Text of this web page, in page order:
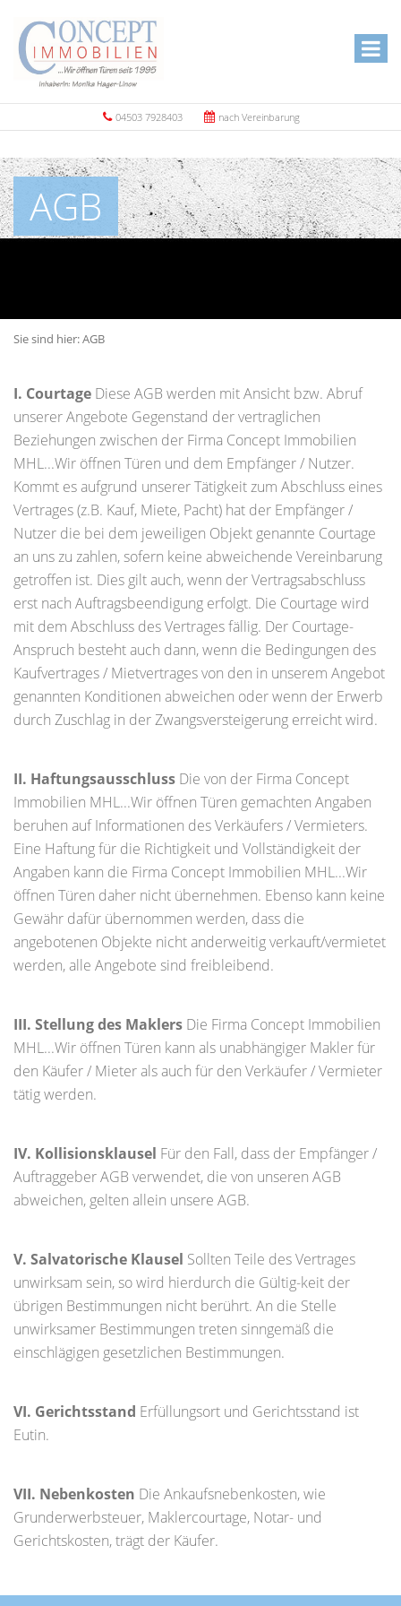
04503 7928403 nach Vereinbarung
AGB
Sie sind hier:AGB
I. Courtage Diese AGB werden mit Ansicht bzw. Abruf
unserer Angebote Gegenstand der vertraglichen
Beziehungen zwischen der Firma Concept Immobilien
MHL...Wir öffnen Türen und dem Empfänger / Nutzer.
Kommt es aufgrund unserer Tätigkeit zum Abschluss eines
Vertrages (z.B. Kauf, Miete, Pacht) hat der Empfänger /
Nutzer die bei dem jeweiligen Objekt genannte Courtage
an uns zu zahlen, sofern keine abweichende Vereinbarung
getroffen ist. Dies gilt auch, wenn der Vertragsabschluss
erst nach Auftragsbeendigung erfolgt. Die Courtage wird
mit dem Abschluss des Vertrages fällig. Der Courtage-
Anspruch besteht auch dann, wenn die Bedingungen des
Kaufvertrages / Mietvertrages von den in unserem Angebot
genannten Konditionen abweichen oder wenn der Erwerb
durch Zuschlag in der Zwangsversteigerung erreicht wird.
II. Haftungsausschluss Die von der Firma Concept
Immobilien MHL...Wir öffnen Türen gemachten Angaben
beruhen auf Informationen des Verkäufers / Vermieters.
Eine Haftung für die Richtigkeit und Vollständigkeit der
Angaben kann die Firma Concept Immobilien MHL...Wir
öffnen Türen daher nicht übernehmen. Ebenso kann keine
Gewähr dafür übernommen werden, dass die
angebotenen Objekte nicht anderweitig verkauft/vermietet
werden, alle Angebote sind freibleibend.
III. Stellung des Maklers Die Firma Concept Immobilien
MHL...Wir öffnen Türen kann als unabhängiger Makler für
den Käufer / Mieter als auch für den Verkäufer / Vermieter
tätig werden.
IV. Kollisionsklausel Für den Fall, dass der Empfänger /
Auftraggeber AGB verwendet, die von unseren AGB
abweichen, gelten allein unsere AGB.
V. Salvatorische Klausel Sollten Teile des Vertrages
unwirksam sein, so wird hierdurch die Gültig-keit der
übrigen Bestimmungen nicht berührt. An die Stelle
unwirksamer Bestimmungen treten sinngemäß die
einschlägigen gesetzlichen Bestimmungen.
VI. Gerichtsstand Erfüllungsort und Gerichtsstand ist
Eutin.
VII. Nebenkosten Die Ankaufsnebenkosten, wie
Grunderwerbsteuer, Maklercourtage, Notar- und
Gerichtskosten, trägt der Käufer.